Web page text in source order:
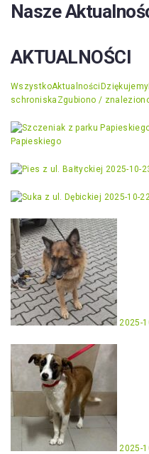
Nasze
AKTUALNOŚCI
WszystkoAktualności Dziękujemy
schroniska Zgubiono /
Papieskiego
2025-10-
2025-10-
2025-
2025-